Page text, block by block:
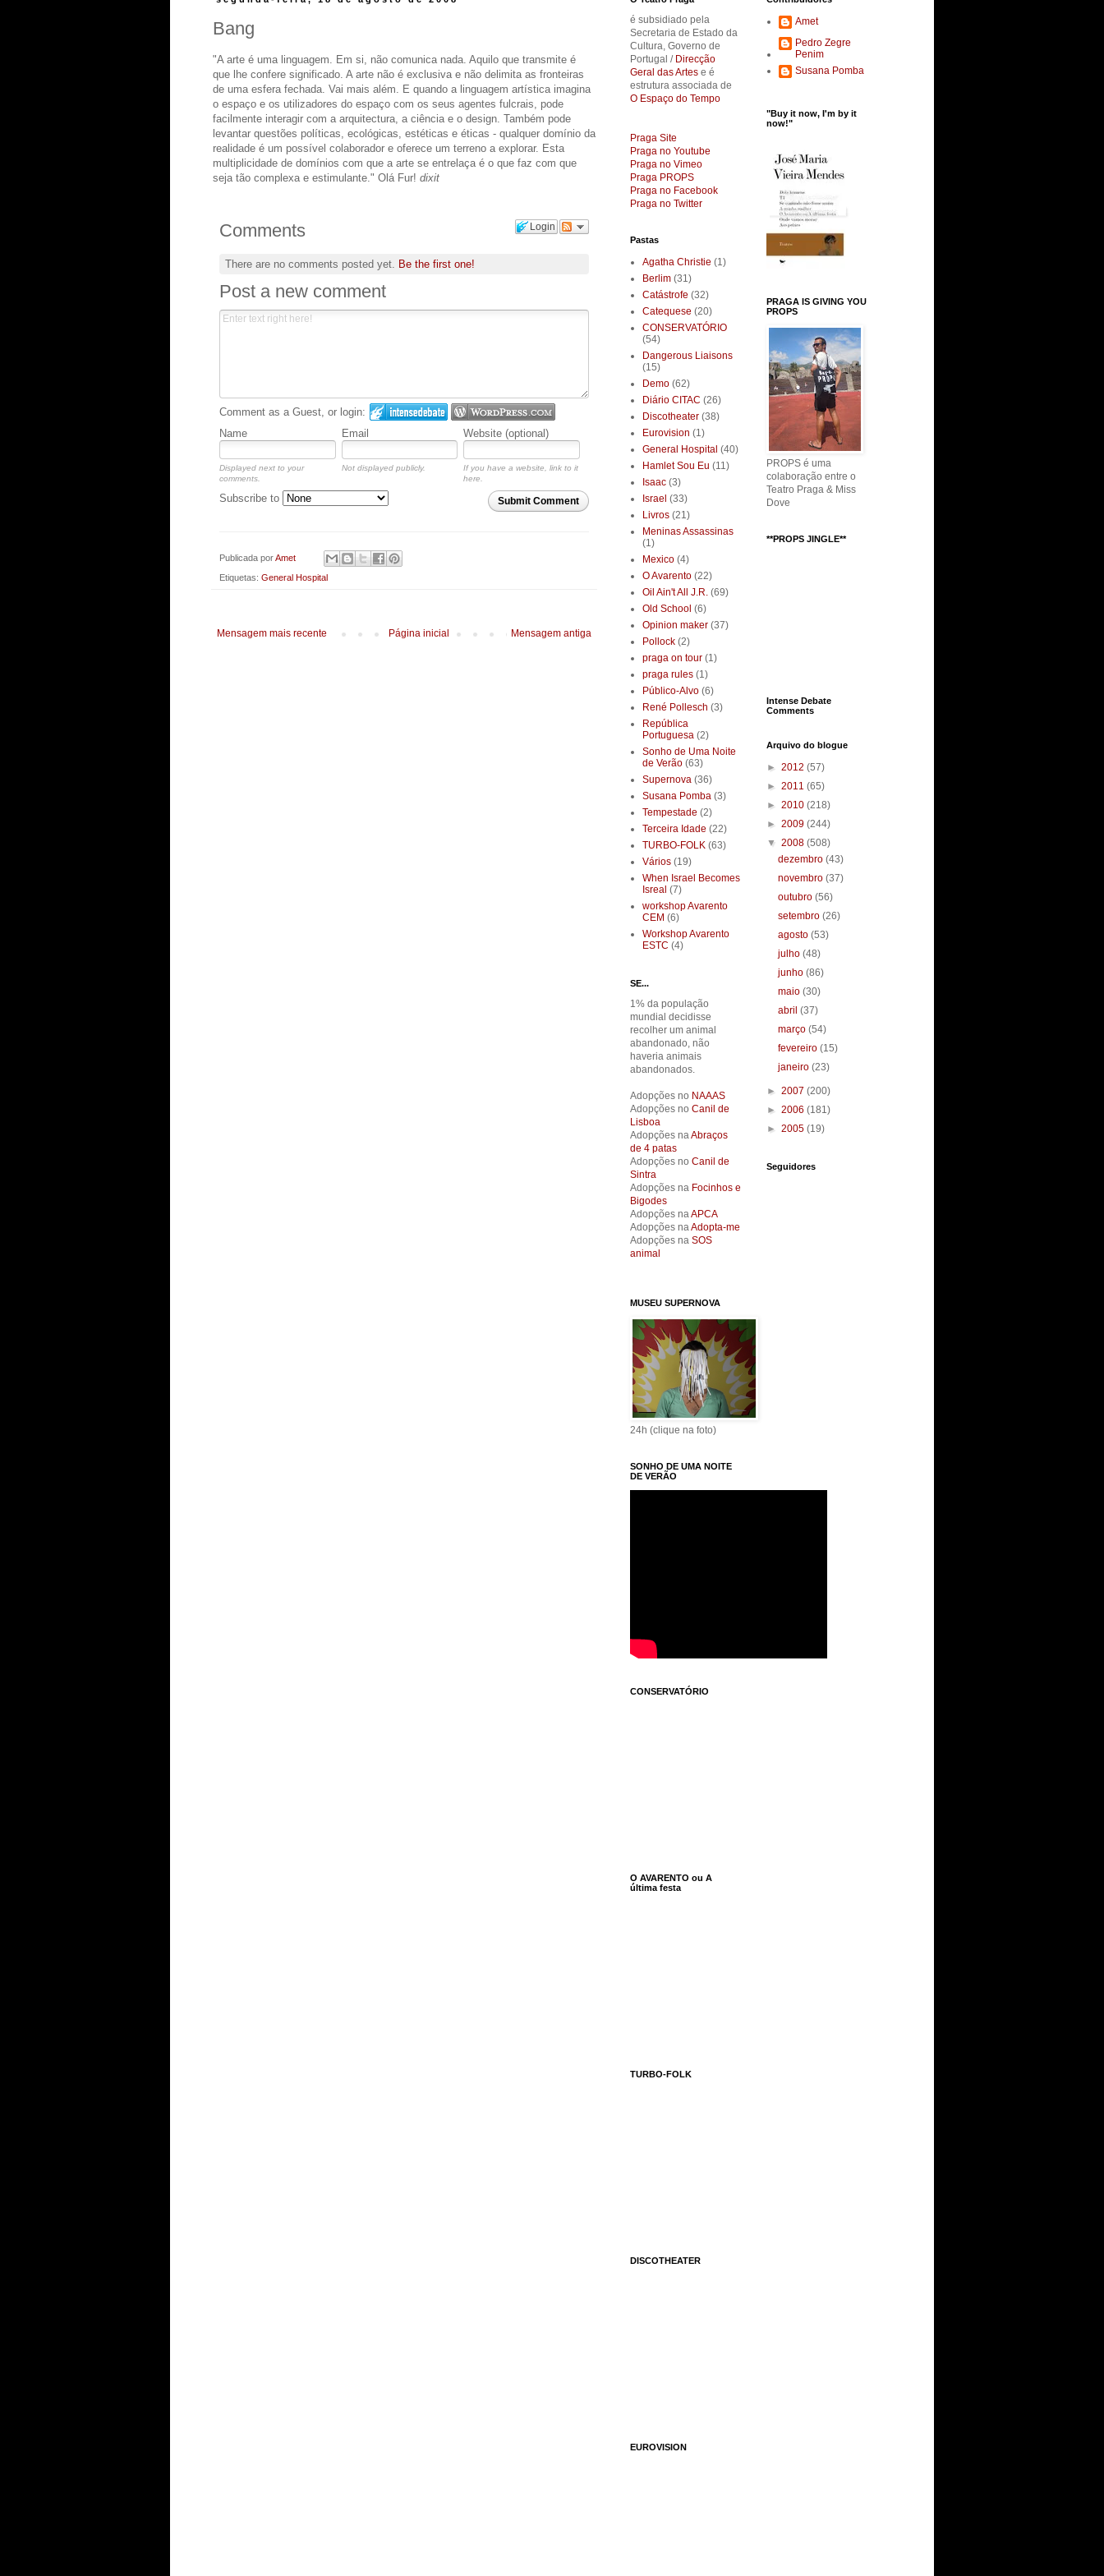
Bang
"A arte é uma linguagem. Em si, não comunica nada. Aquilo que transmite é
que lhe confere significado. A arte não é exclusiva e não delimita as fronteiras
de uma esfera fechada. Vai mais além. E quando a linguagem artística imagina
o espaço e os utilizadores do espaço com os seus agentes fulcrais, pode
facilmente interagir com a arquitectura, a ciência e o design. Também pode
levantar questões políticas, ecológicas, estéticas e éticas - qualquer domínio da
realidade é um possível colaborador e oferece um terreno a explorar. Esta
multiplicidade de domínios com que a arte se entrelaça é o que faz com que
seja tão complexa e estimulante." Olá Fur! dixit
Login
Comments
There are no comments posted yet. Be the first one!
Post a new comment
Comment as a Guest, or login:
Name
Email Website (optional)
Displayed next to your
comments.
Not displayed publicly.
If you have a website, link to it
here.
Submit Comment
Subscribe to
Publicada porAmet
Etiquetas: General Hospital
Mensagem mais recente Mensagem antiga
Página inicial
é subsidiado pela
Secretaria de Estado da
Cultura, Governo de
Portugal / Direcção
Geral das Artes e é
estrutura associada de
O Espaço do Tempo
Praga Site
Praga no Youtube
Praga no Vimeo
Praga PROPS
Praga no Facebook
Praga no Twitter
Pastas
Agatha Christie (1)
Berlim (31)
Catástrofe (32)
Catequese (20)
CONSERVATÓRIO
(54)
Dangerous Liaisons
(15)
Demo (62)
Diário CITAC (26)
Discotheater (38)
Eurovision (1)
General Hospital (40)
Hamlet Sou Eu (11)
Isaac (3)
Israel (33)
Livros (21)
Meninas Assassinas
(1)
Mexico (4)
O Avarento (22)
Oil Ain't All J.R. (69)
Old School (6)
Opinion maker (37)
Pollock (2)
praga on tour (1)
praga rules (1)
Público-Alvo (6)
René Pollesch (3)
República
Portuguesa (2)
Sonho de Uma Noite
de Verão (63)
Supernova (36)
Susana Pomba (3)
Tempestade (2)
Terceira Idade (22)
TURBO-FOLK (63)
Vários (19)
When Israel Becomes
Isreal (7)
workshop Avarento
CEM (6)
Workshop Avarento
ESTC (4)
SE...
1% da população
mundial decidisse
recolher um animal
abandonado, não
haveria animais
abandonados.
Adopções no NAAAS
Adopções no Canil de
Lisboa
Adopções naAbraços
de 4 patas
Adopções no Canil de
Sintra
Adopções na Focinhos e
Bigodes
Adopções naAPCA
Adopções naAdopta-me
Adopções na SOS
animal
MUSEU SUPERNOVA
24h (clique na foto)
SONHO DE UMA NOITE
DE VERÃO
CONSERVATÓRIO
O AVARENTO ou A
última festa
TURBO-FOLK
DISCOTHEATER
EUROVISION
Amet
Pedro Zegre
Penim
Susana Pomba
"Buy it now, I'm by it
now!"
PRAGA IS GIVING YOU
PROPS
PROPS é uma
colaboração entre o
Teatro Praga & Miss
Dove
**PROPS JINGLE**
Intense Debate
Comments
Arquivo do blogue
► 2012 (57)
► 2011 (65)
► 2010 (218)
► 2009 (244)
▼ 2008 (508)
dezembro(43)
novembro(37)
outubro(56)
setembro(26)
agosto(53)
julho(48)
junho(86)
maio(30)
abril(37)
março(54)
fevereiro(15)
janeiro(23)
► 2007 (200)
► 2006 (181)
► 2005 (19)
Seguidores